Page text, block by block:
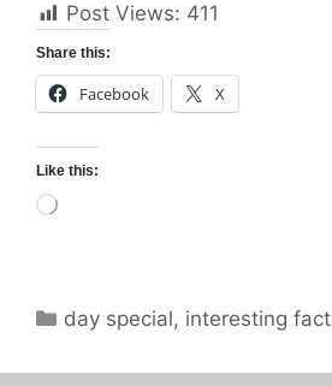
Post Views: 411
Share this:
Facebook X
Like this:
Loading…
Categories
day special, interesting fact